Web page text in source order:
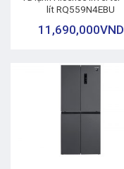
lít RQ559N4EBU
11,690,000VND